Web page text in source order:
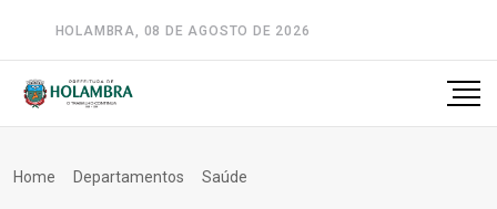
HOLAMBRA, 08 DE AGOSTO DE 2026
Home Departamentos Saúde